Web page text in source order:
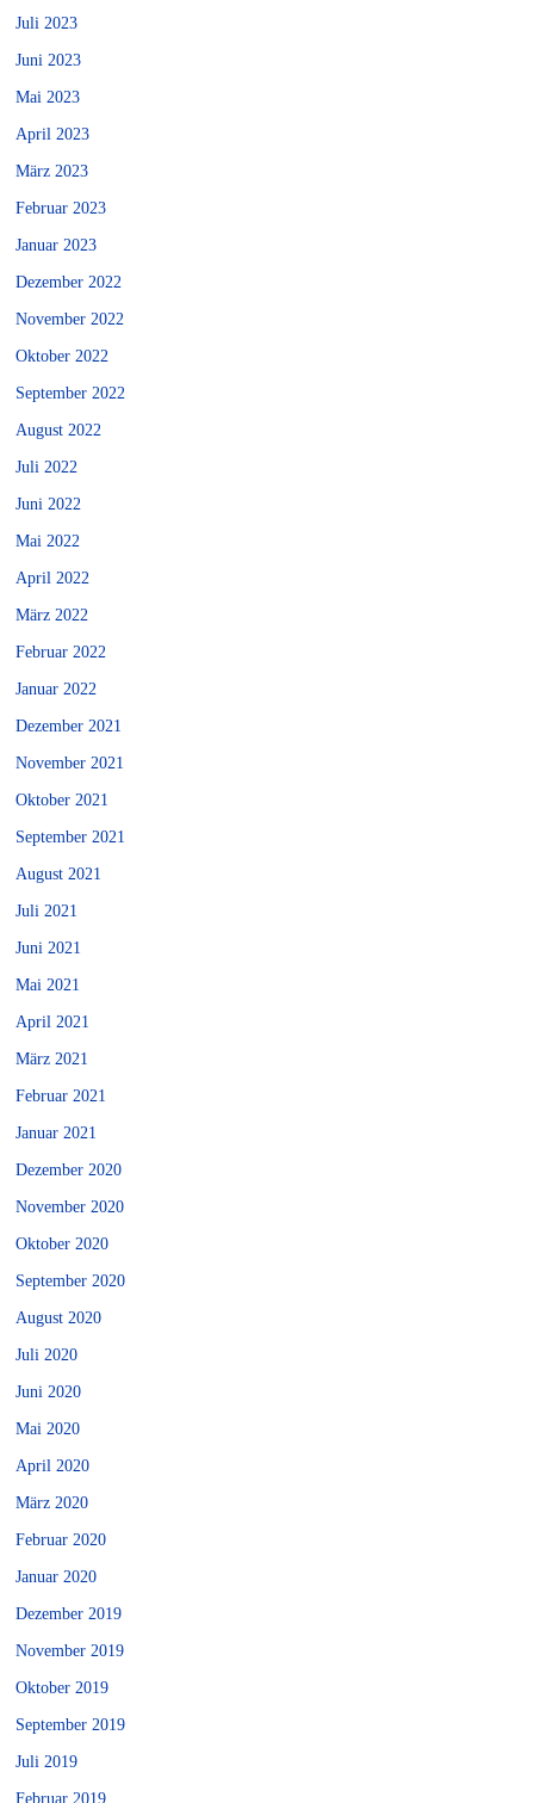
Juli 2023
Juni 2023
Mai 2023
April 2023
März 2023
Februar 2023
Januar 2023
Dezember 2022
November 2022
Oktober 2022
September 2022
August 2022
Juli 2022
Juni 2022
Mai 2022
April 2022
März 2022
Februar 2022
Januar 2022
Dezember 2021
November 2021
Oktober 2021
September 2021
August 2021
Juli 2021
Juni 2021
Mai 2021
April 2021
März 2021
Februar 2021
Januar 2021
Dezember 2020
November 2020
Oktober 2020
September 2020
August 2020
Juli 2020
Juni 2020
Mai 2020
April 2020
März 2020
Februar 2020
Januar 2020
Dezember 2019
November 2019
Oktober 2019
September 2019
Juli 2019
Februar 2019